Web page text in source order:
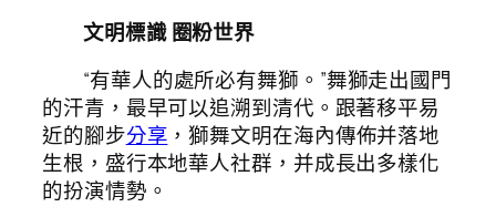
文明標識 圈粉世界
“有華人的處所必有舞獅。”舞獅走出國門
的汗青，最早可以追溯到清代。跟著移平易
近的腳步分享 ，獅舞文明在海內傳佈并落地
生根，盛行本地華人社群，并成長出多樣化
的扮演情勢。